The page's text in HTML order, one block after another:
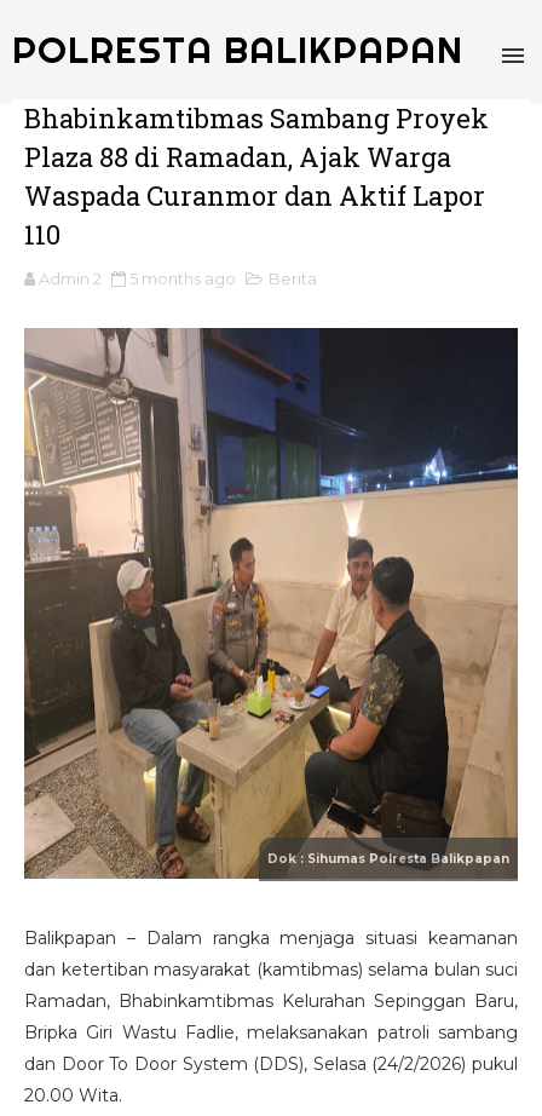
POLRESTA BALIKPAPAN
Bhabinkamtibmas Sambang Proyek
Plaza 88 di Ramadan, Ajak Warga
Waspada Curanmor dan Aktif Lapor
110
Admin 2 5 months ago Berita
Balikpapan – Dalam rangka menjaga situasi keamanan
dan ketertiban masyarakat (kamtibmas) selama bulan suci
Ramadan, Bhabinkamtibmas Kelurahan Sepinggan Baru,
Bripka Giri Wastu Fadlie, melaksanakan patroli sambang
dan Door To Door System (DDS), Selasa (24/2/2026) pukul
20.00 Wita.